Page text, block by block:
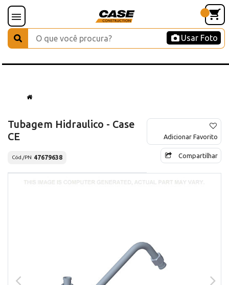
Usar Foto
Tubagem Hidraulico - Case
CE
Cód./PN 47679638
Adicionar Favorito
Compartilhar